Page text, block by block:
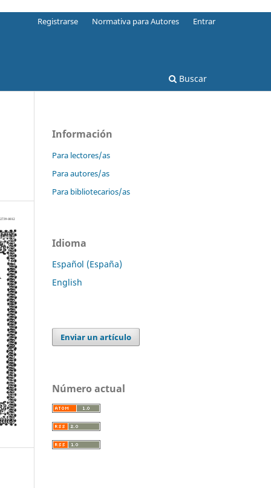
Buscar
Registrarse Normativa para Autores Entrar
Información
Para lectores/as
Para autores/as
Para bibliotecarios/as
Idioma
Español (España)
English
Enviar un artículo
Número actual